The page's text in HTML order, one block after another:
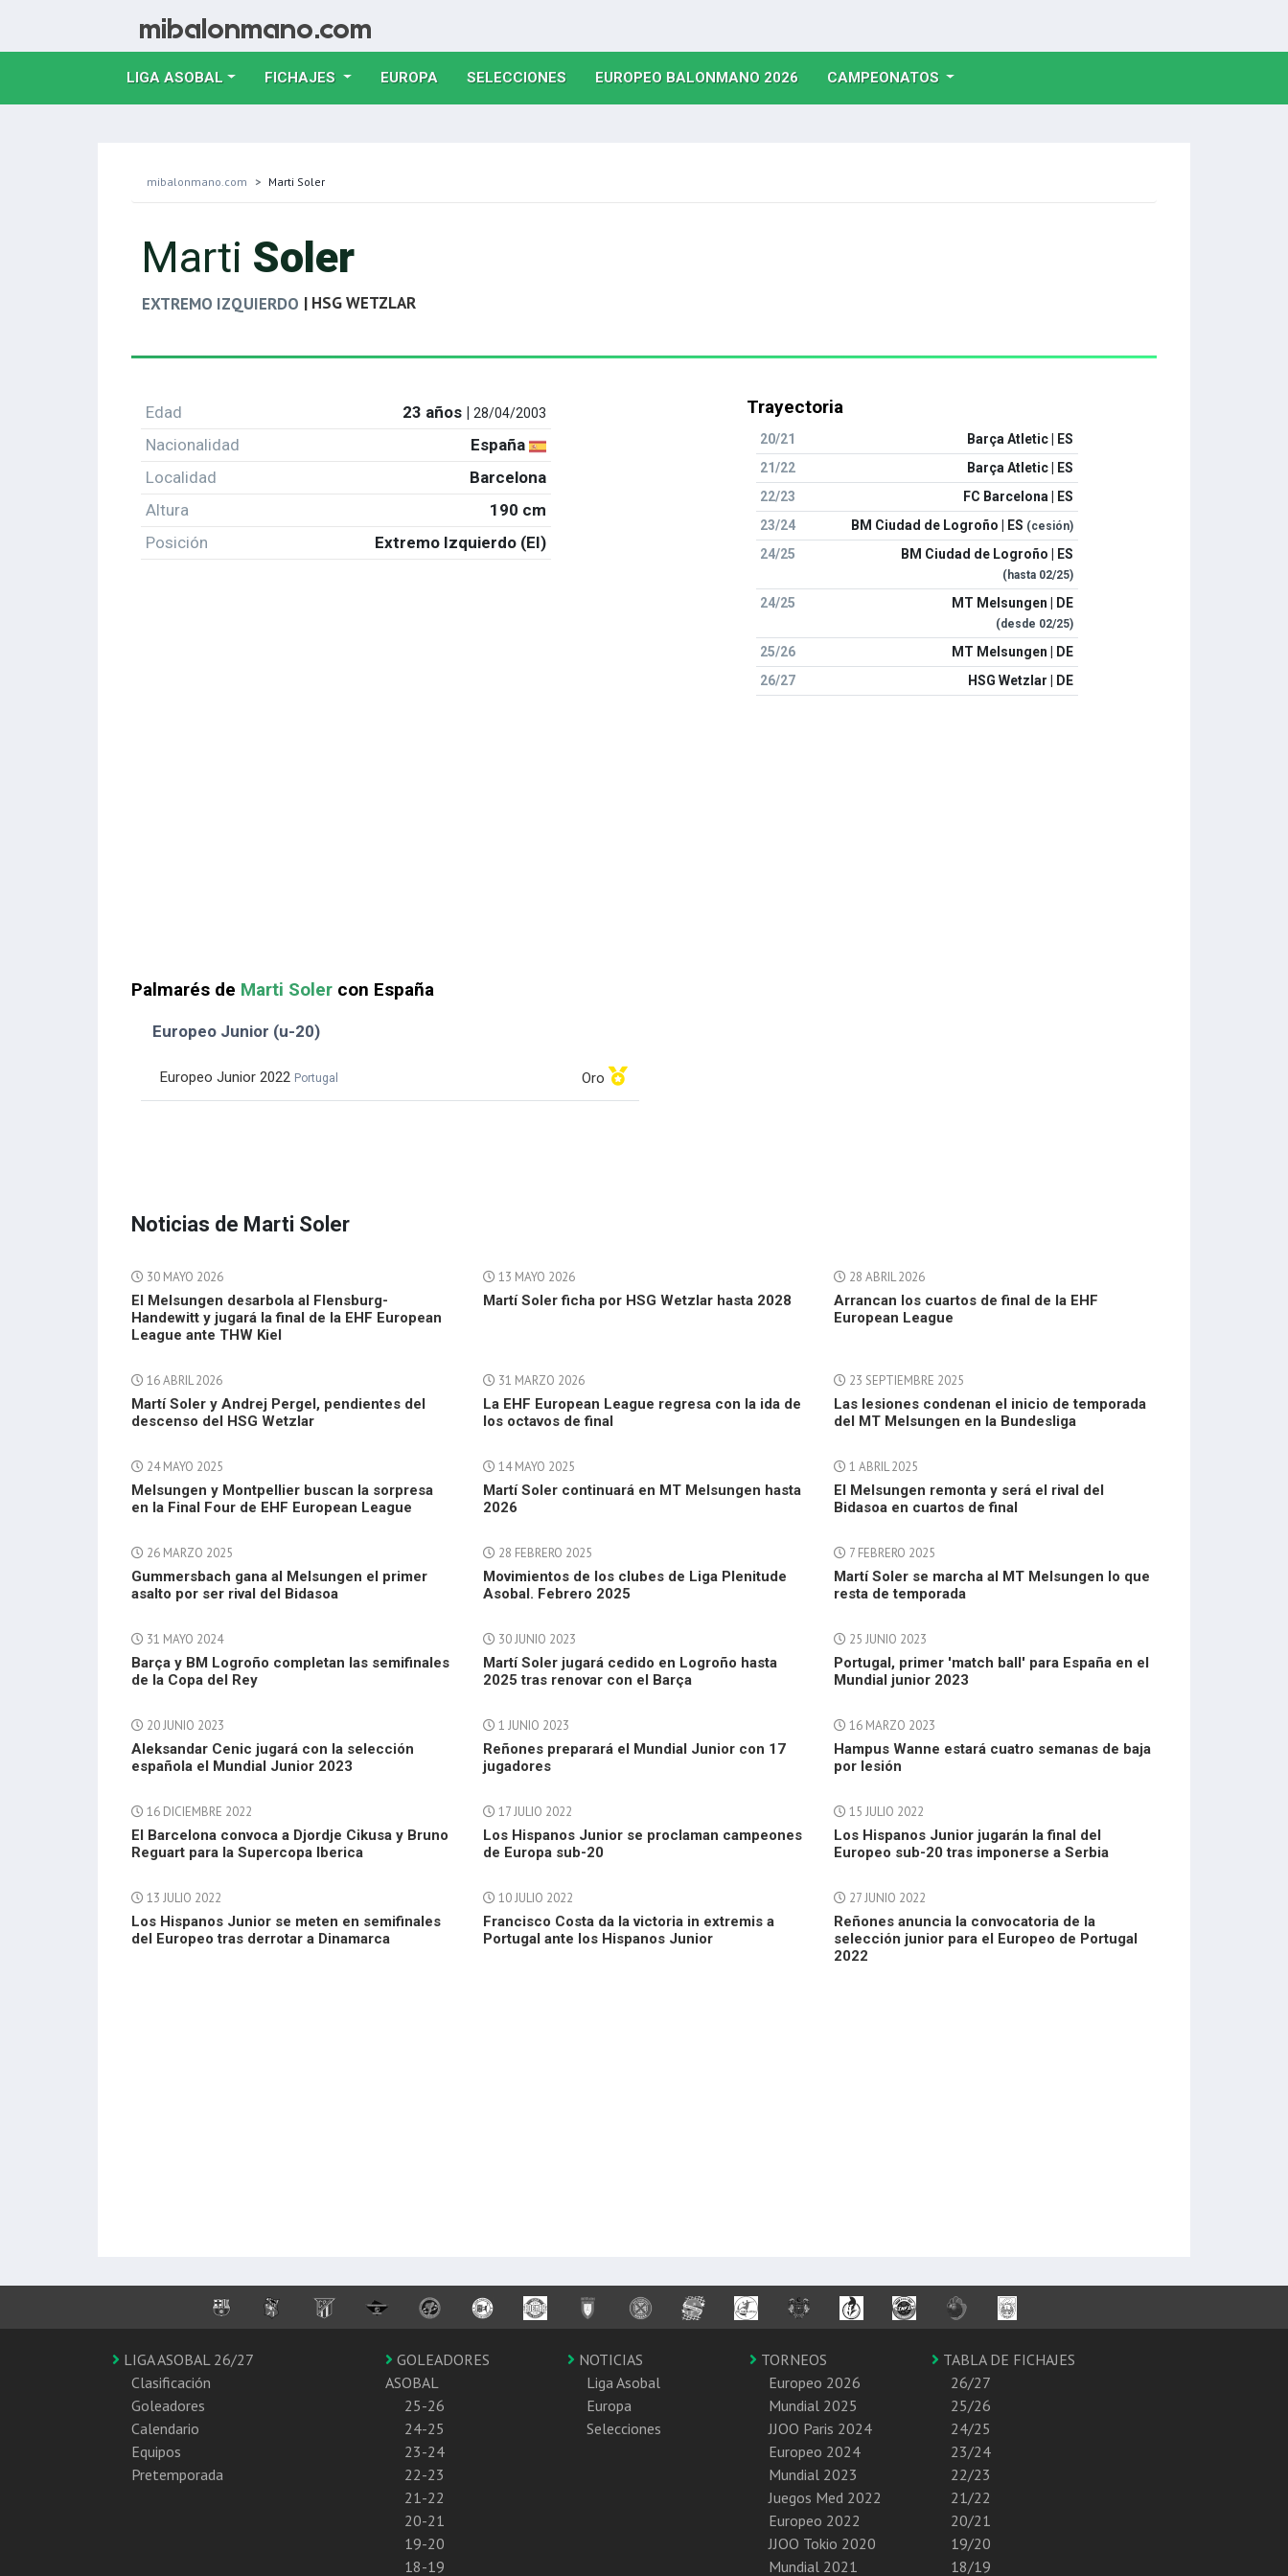
LIGA ASOBAL FICHAJES EUROPA(CURRENT)
SELECCIONES(CURRENT)
EUROPEO BALONMANO 2026(CURRENT)
CAMPEONATOS
mibalonmano.com Marti Soler
Marti Soler
EXTREMO IZQUIERDO | HSG WETZLAR
Edad 23 años |28/04/2003
Nacionalidad
España
Localidad
Barcelona
Altura
190 cm
Posición
Extremo Izquierdo (EI)
Trayectoria
20/21
Barça Atletic | ES
21/22
Barça Atletic | ES
22/23
FC Barcelona | ES
23/24
BM Ciudad de Logroño | ES (cesión)
24/25 BM Ciudad de Logroño | ES
(hasta 02/25)
24/25 MT Melsungen | DE
(desde 02/25)
25/26
MT Melsungen | DE
26/27
HSG Wetzlar | DE
Palmarés de Marti Soler con España
Europeo Junior (u-20)
Europeo Junior 2022 Portugal Oro
Noticias de Marti Soler
30 MAYO 2026
El Melsungen desarbola al Flensburg-
Handewitt y jugará la final de la EHF European
League ante THW Kiel
13 MAYO 2026
Martí Soler ficha por HSG Wetzlar hasta 2028
28 ABRIL 2026
Arrancan los cuartos de final de la EHF
European League
16 ABRIL 2026
Martí Soler y Andrej Pergel, pendientes del
descenso del HSG Wetzlar
31 MARZO 2026
La EHF European League regresa con la ida de
los octavos de final
23 SEPTIEMBRE 2025
Las lesiones condenan el inicio de temporada
del MT Melsungen en la Bundesliga
24 MAYO 2025
Melsungen y Montpellier buscan la sorpresa
en la Final Four de EHF European League
14 MAYO 2025
Martí Soler continuará en MT Melsungen hasta
2026
1 ABRIL 2025
El Melsungen remonta y será el rival del
Bidasoa en cuartos de final
26 MARZO 2025
Gummersbach gana al Melsungen el primer
asalto por ser rival del Bidasoa
28 FEBRERO 2025
Movimientos de los clubes de Liga Plenitude
Asobal. Febrero 2025
7 FEBRERO 2025
Martí Soler se marcha al MT Melsungen lo que
resta de temporada
31 MAYO 2024
Barça y BM Logroño completan las semifinales
de la Copa del Rey
30 JUNIO 2023
Martí Soler jugará cedido en Logroño hasta
2025 tras renovar con el Barça
25 JUNIO 2023
Portugal, primer 'match ball' para España en el
Mundial junior 2023
20 JUNIO 2023
Aleksandar Cenic jugará con la selección
española el Mundial Junior 2023
1 JUNIO 2023
Reñones preparará el Mundial Junior con 17
jugadores
16 MARZO 2023
Hampus Wanne estará cuatro semanas de baja
por lesión
16 DICIEMBRE 2022
El Barcelona convoca a Djordje Cikusa y Bruno
Reguart para la Supercopa Iberica
17 JULIO 2022
Los Hispanos Junior se proclaman campeones
de Europa sub-20
15 JULIO 2022
Los Hispanos Junior jugarán la final del
Europeo sub-20 tras imponerse a Serbia
13 JULIO 2022
Los Hispanos Junior se meten en semifinales
del Europeo tras derrotar a Dinamarca
10 JULIO 2022
Francisco Costa da la victoria in extremis a
Portugal ante los Hispanos Junior
27 JUNIO 2022
Reñones anuncia la convocatoria de la
selección junior para el Europeo de Portugal
2022
LIGA ASOBAL 26/27
Clasificación
Goleadores
Calendario
Equipos
Pretemporada
GOLEADORES
ASOBAL
25-26
24-25
23-24
22-23
21-22
20-21
19-20
18-19
NOTICIAS
Liga Asobal
Europa
Selecciones
TORNEOS
Europeo 2026
Mundial 2025
JJOO Paris 2024
Europeo 2024
Mundial 2023
Juegos Med 2022
Europeo 2022
JJOO Tokio 2020
Mundial 2021
TABLA DE FICHAJES
26/27
25/26
24/25
23/24
22/23
21/22
20/21
19/20
18/19